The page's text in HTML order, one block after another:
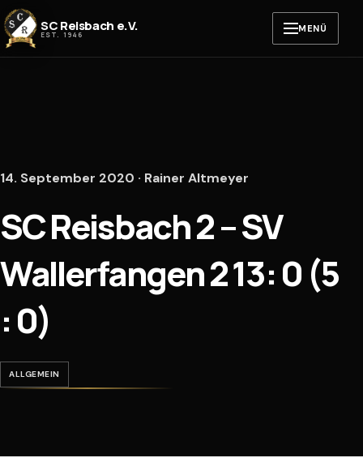
Zum Inhalt springen
SC Reisbach e.V.
EST. 1946 MENÜ
14. September 2020 · Rainer Altmeyer
SC Reisbach 2 – SV
Wallerfangen 2 13: 0 (5
: 0)
ALLGEMEIN